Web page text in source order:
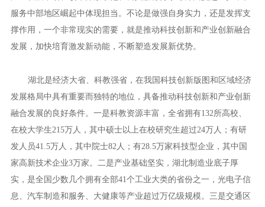
服务中部地区崛起中体现担当。不论是做强自身实力，还是发挥支
撑作用，一个非常现实的需要，就是推动科技创新和产业创新融合
发展，加快培育激发新动能，不断塑造发展新优势。
湖北是经济大省、科教强省，在我国科技创新版图和区域经济
发展格局中具有重要而独特的地位，具备推动科技创新和产业创新
融合发展的良好条件。一是科教资源丰富，全省拥有132所高校、
在校大学生215万人，其中硕士以上在校研究生超过24万人；有研
发人员41.5万人，其中院士82人；有28.5万家科技型企业，其中国
家高新技术企业3万家。二是产业基础坚实，湖北制造业底子厚
实，是全国少数几个拥有全部41个工业大类的省份之一，光电子信
息、汽车制造和服务、大健康等产业超过万亿级规模。三是交通区